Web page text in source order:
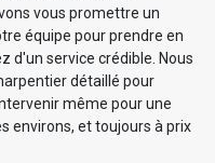
vous promettre un
équipe pour prendre en
d'un service crédible. Nous
détaillé pour
même pour une
environs, et toujours à prix